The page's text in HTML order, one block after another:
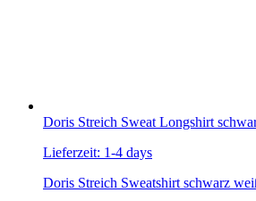
Doris Streich Sweat Longshirt
Lieferzeit: 1-4 days
Doris Streich Sweatshirt schwarz